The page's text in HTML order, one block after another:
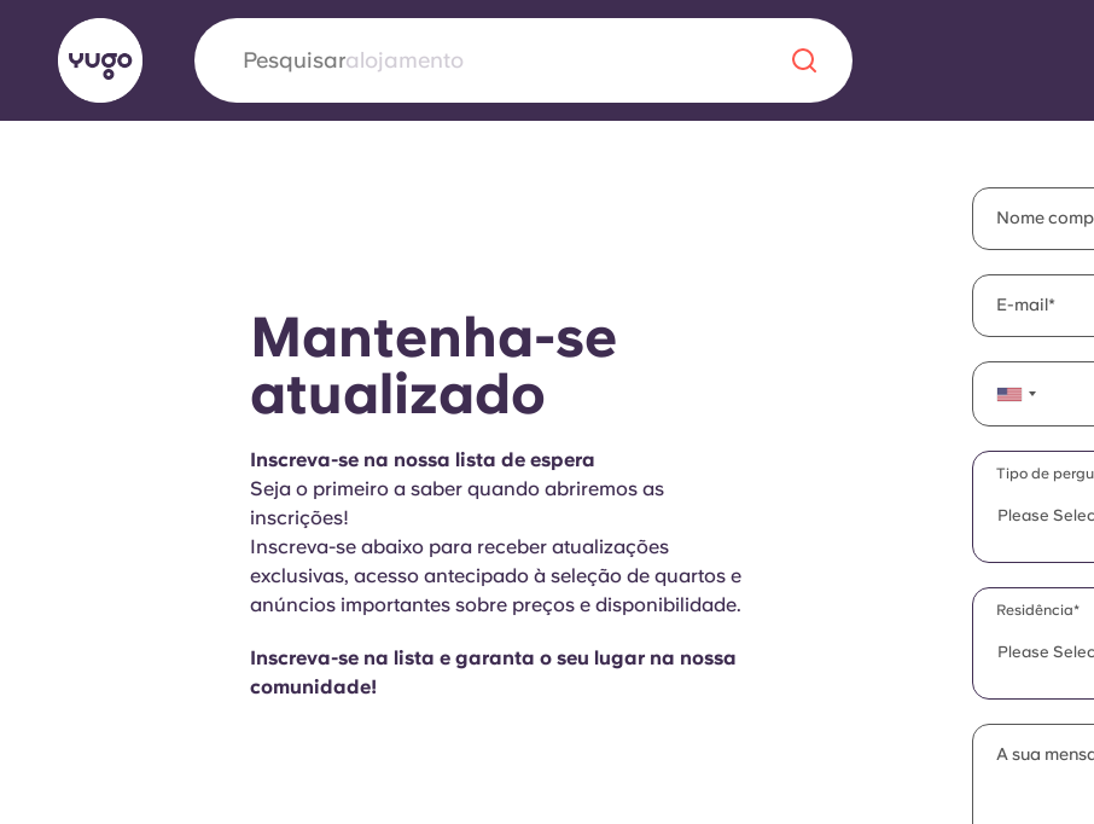
Pesquisaralojamento
Yugo VCARB: Impulsionando uma nova
era no alojamento estudantil
A parceria pioneira Yugocom a VCARB estimula a inovação, a
ambição e momentos inesquecíveis para os alunos.
Sobre nós
Perguntas
Mantenha-se
atualizado
Inscreva-se na nossa lista de espera
Seja o primeiro a saber quando abriremos as
inscrições!
Inscreva-se abaixo para receber atualizações
exclusivas, acesso antecipado à seleção de quartos e
anúncios importantes sobre preços e disponibilidade.
Inscreva-se na lista e garanta o seu lugar na nossa
comunidade!
Nome
E-mail
Please
Tipo de
Please
Residência*
A sua